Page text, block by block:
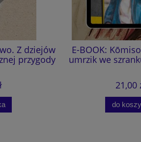
Z dziejów
przygody
E-BOOK:
umrzik we
21,00
do